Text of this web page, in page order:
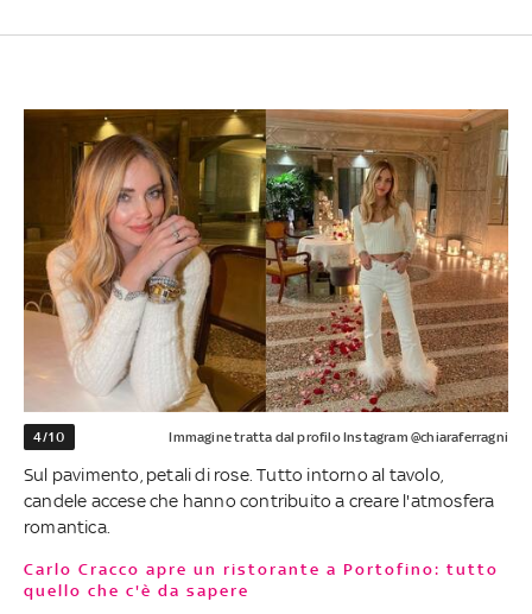
4/10 Immagine tratta dal profilo Instagram @chiaraferragni
Sul pavimento, petali di rose. Tutto intorno al tavolo,
candele accese che hanno contribuito a creare l'atmosfera
romantica.
Carlo Cracco apre un ristorante a Portofino: tutto
quello che c'è da sapere